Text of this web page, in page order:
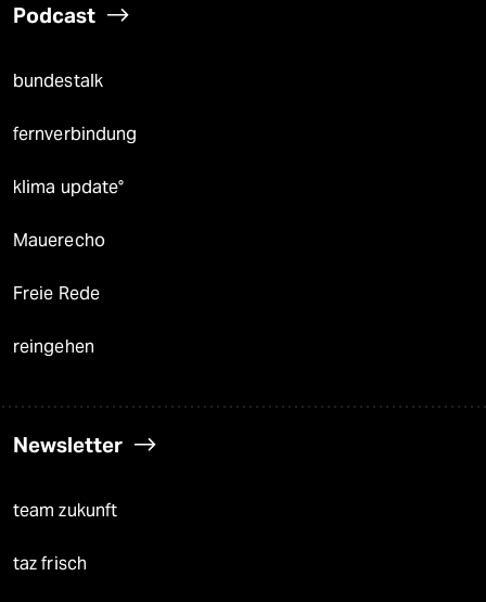
Podcast
bundestalk
fernverbindung
klima update°
Mauerecho
Freie Rede
reingehen
Newsletter
team zukunft
taz frisch